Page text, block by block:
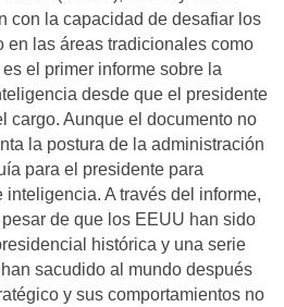
con la capacidad de desafiar los
en las áreas tradicionales como
el primer informe sobre la
desde que el presidente
cargo. Aunque el documento no
la postura de la administración
para el presidente para
A través del informe,
de que los EEUU han sido
histórica y una serie
sacudido al mundo después
y sus comportamientos no